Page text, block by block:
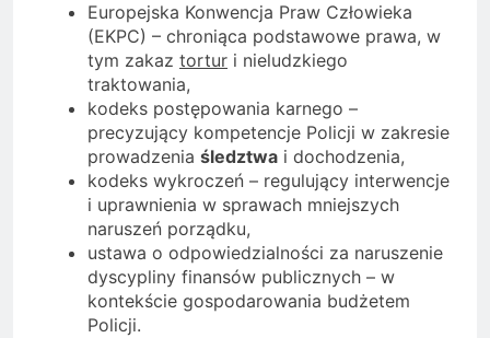
Europejska Konwencja Praw Człowieka
(EKPC) – chroniąca podstawowe prawa, w
tym zakaz tortur i nieludzkiego
traktowania,
kodeks postępowania karnego –
precyzujący kompetencje Policji w zakresie
prowadzenia śledztwa i dochodzenia,
kodeks wykroczeń – regulujący interwencje
i uprawnienia w sprawach mniejszych
naruszeń porządku,
ustawa o odpowiedzialności za naruszenie
dyscypliny finansów publicznych – w
kontekście gospodarowania budżetem
Policji.